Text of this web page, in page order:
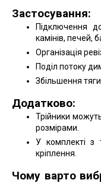
Застосування:
Підключення
камінів, печей,
Організація
Поділ потоку
Збільшення
Додатково:
Трійники
розмірами.
У комплекті з
кріплення.
Чому варто